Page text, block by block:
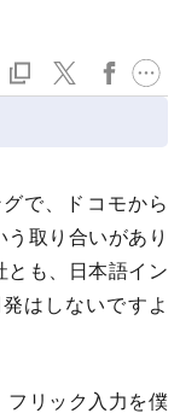
で、ドコモから
取り合いがあり
とも、日本語イン
はしないですよ
リック入力を僕